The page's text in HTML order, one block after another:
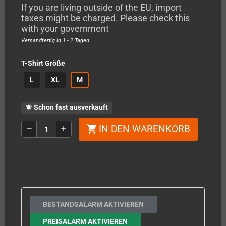
If you are living outside of the EU, import
taxes might be charged. Please check this
with your government
Versandfertig in 1 - 2 Tagen
T-Shirt Größe
L
XL M
notifications_active Schon fast ausverkauft
remove add shopping_cart IN DEN WARENKORB
BESTANDSALARM AKTIVIEREN
PREISALARM AKTIVIEREN